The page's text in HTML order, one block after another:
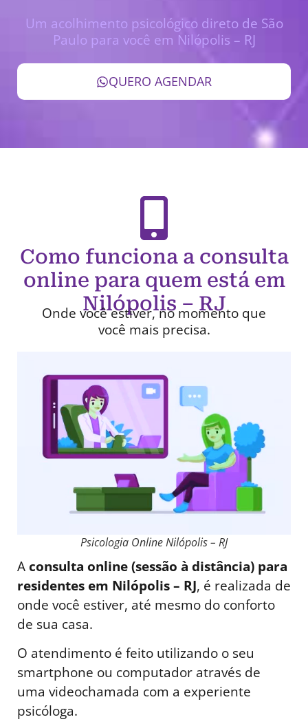
Um acolhimento psicológico direto de São
Paulo para você em Nilópolis – RJ
QUERO AGENDAR
Como funciona a consulta
online para quem está em
Nilópolis – RJ
Onde você estiver, no momento que
você mais precisa.
Psicologia Online Nilópolis – RJ
Aconsulta online (sessão à distância) para
residentes em Nilópolis – RJ, é realizada de
onde você estiver, até mesmo do conforto
de sua casa.
O atendimento é feito utilizando o seu
smartphone ou computador através de
uma videochamada com a experiente
psicóloga.